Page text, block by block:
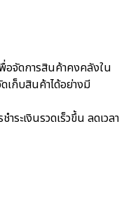
พื่อจัดการสินค้าคงคลังใน
เก็บสินค้าได้อย่างมี
ำระเงินรวดเร็วขึ้น ลดเวลา